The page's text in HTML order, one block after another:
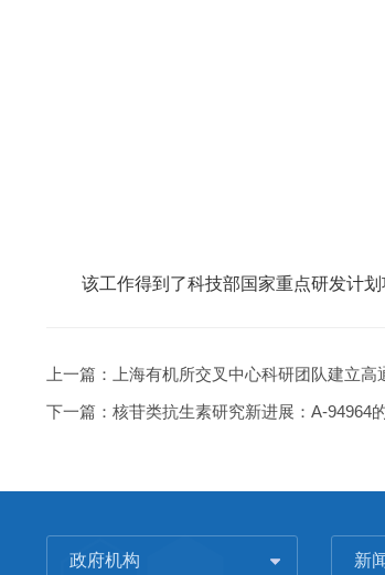
该工作得到了科技部国家重点研发计划
上一篇：
上海有机所交叉中心科研团队建立
下一篇： 核苷类抗生素研究新进展：A-94964
政府机构 新